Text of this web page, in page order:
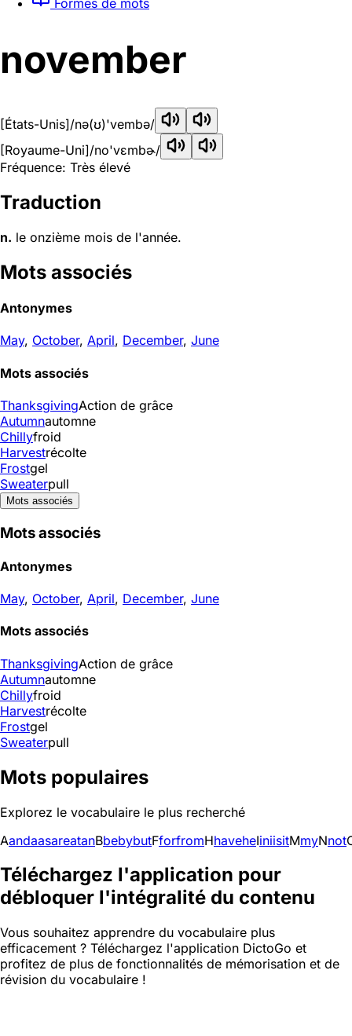
november
[États-Unis]/nə(ʊ)'vembə/
[Royaume-Uni]/no'vɛmbɚ/
Fréquence: Très élevé
Traduction
n. le onzième mois de l'année.
Mots associés
Antonymes
May, October, April, December, June
Mots associés
ThanksgivingAction de grâce
Autumnautomne
Chillyfroid
Harvestrécolte
Frostgel
Sweaterpull
Mots associés
Mots associés
Antonymes
May, October, April, December, June
Mots associés
ThanksgivingAction de grâce
Autumnautomne
Chillyfroid
Harvestrécolte
Frostgel
Sweaterpull
Mots populaires
Explorez le vocabulaire le plus recherché
AandaasareatanBbebybutFforfromHhaveheIiniisitMmyNnot
Téléchargez l'application pour
débloquer l'intégralité du contenu
Vous souhaitez apprendre du vocabulaire plus
efficacement ? Téléchargez l'application DictoGo et
profitez de plus de fonctionnalités de mémorisation et de
révision du vocabulaire !